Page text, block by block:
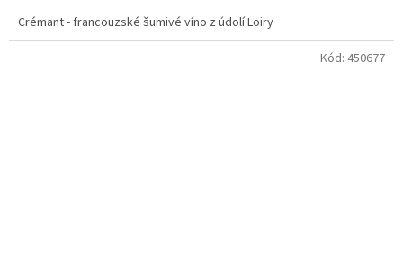
Crémant - francouzské šumivé víno z údolí Loiry
Kód: 450677